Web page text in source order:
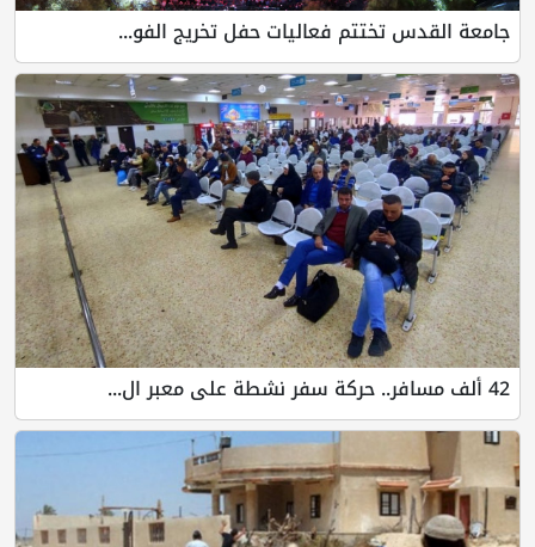
جامعة القدس تختتم فعاليات حفل تخريج الفو...
42 ألف مسافر.. حركة سفر نشطة على معبر ال...